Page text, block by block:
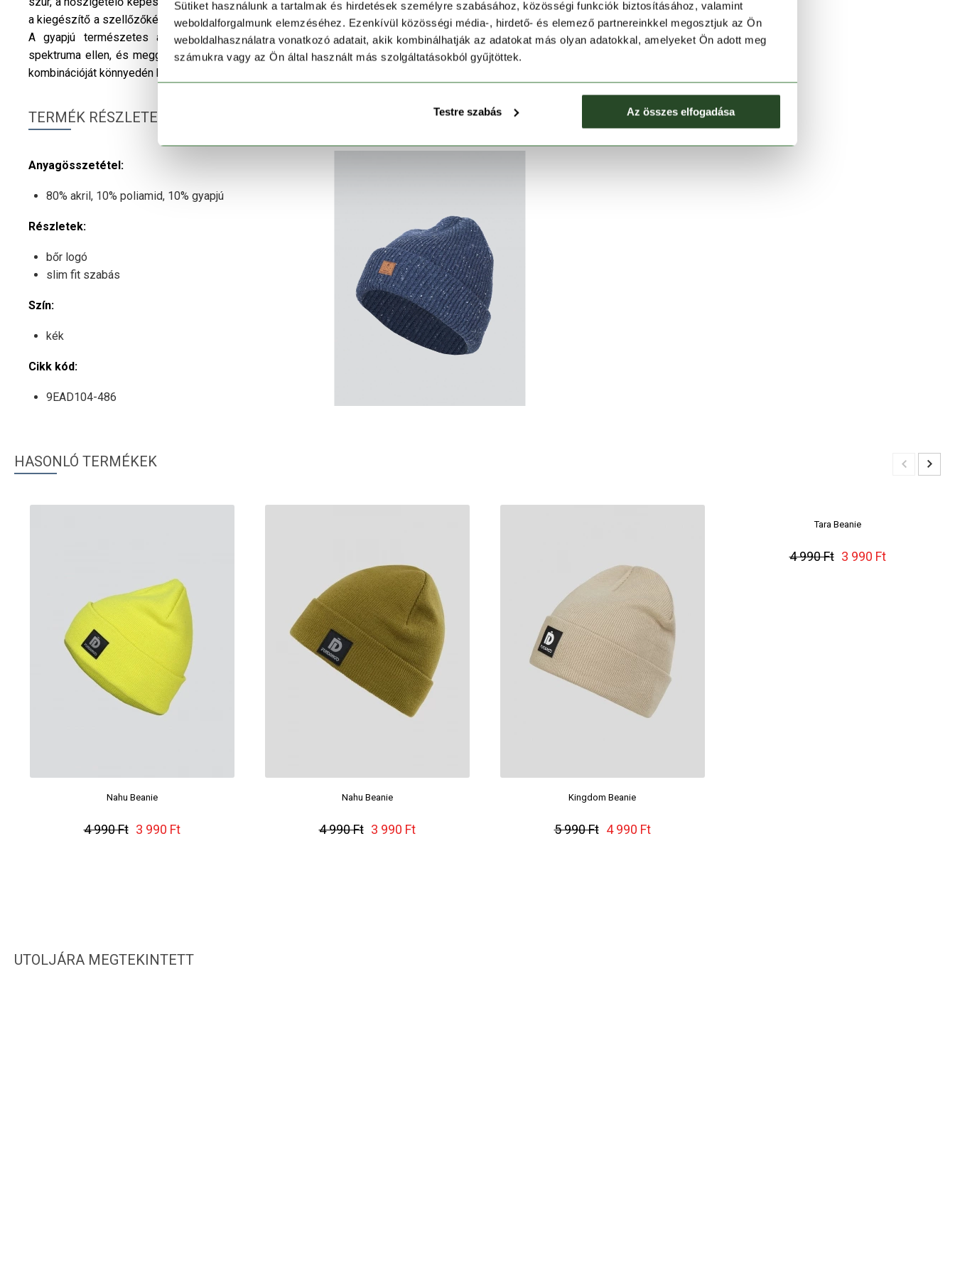
Sütiket használunk a tartalmak és hirdetések személyre szabásához, közösségi funkciók biztosításához, valamint
weboldalforgalmunk elemzéséhez. Ezenkívül közösségi média-, hirdető- és elemező partnereinkkel megosztjuk az Ön
weboldalhasználatra vonatkozó adatait, akik kombinálhatják az adatokat más olyan adatokkal, amelyeket Ön adott meg
számukra vagy az Ön által használt más szolgáltatásokból gyűjtöttek.
Testre szabás Az összes elfogadása
a kiegészítő a szellőzőképesség csorbítása nélkül tart melegen a leghidegebb téli időjárási viszonyok között is.
A gyapjú természetes antibakteriális tulajdonsága hatásos védelmet nyújt a mikroorganizmusok széles
spektruma ellen, és meggátolja a kellemetlen szagok képződését. A minimalista design és a kék színárnyalat
kombinációját könnyedén beillesztheted gardróbodba!
TERMÉK RÉSZLETEK
Anyagösszetétel:
80% akril, 10% poliamid, 10% gyapjú
Részletek:
bőr logó
slim fit szabás
Szín:
kék
Cikk kód:
9EAD104-486
HASONLÓ TERMÉKEK
Nahu Beanie
4 990 Ft 3 990 Ft
Nahu Beanie
4 990 Ft 3 990 Ft
Kingdom Beanie
5 990 Ft 4 990 Ft
UTOLJÁRA MEGTEKINTETT